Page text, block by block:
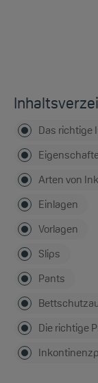
Das richtige
Arten von
Einlagen
Vorlagen
Slips
Pants
Die richtige